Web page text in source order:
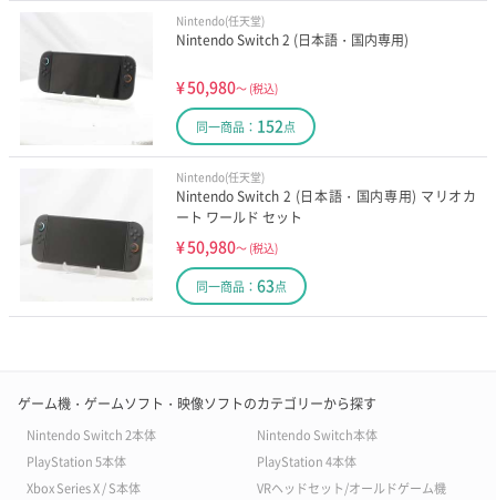
Nintendo(任天堂)
Nintendo Switch 2 (日本語・国内専用)
¥50,980～ (税込)
同一商品： 152点
Nintendo(任天堂)
Nintendo Switch 2 (日本語・国内専用) マリオカ
ート ワールド セット
¥50,980～ (税込)
同一商品： 63点
ゲーム機・ゲームソフト・映像ソフトのカテゴリーから探す
Nintendo Switch 2本体
Nintendo Switch本体
PlayStation 5本体
PlayStation 4本体
Xbox Series X / S本体
VRヘッドセット/オールドゲーム機